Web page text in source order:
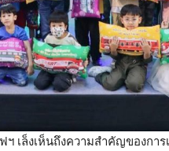
เล็งเห็นถึงความสำคัญของการ